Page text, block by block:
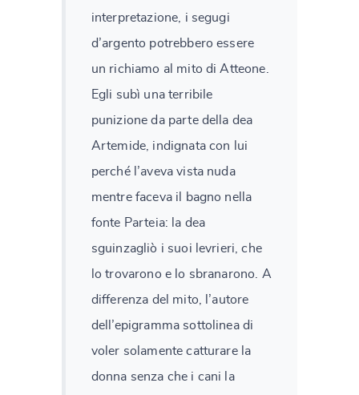
interpretazione, i segugi
d’argento potrebbero essere
un richiamo al mito di Atteone.
Egli subì una terribile
punizione da parte della dea
Artemide, indignata con lui
perché l’aveva vista nuda
mentre faceva il bagno nella
fonte Parteia: la dea
sguinzagliò i suoi levrieri, che
lo trovarono e lo sbranarono. A
differenza del mito, l’autore
dell’epigramma sottolinea di
voler solamente catturare la
donna senza che i cani la